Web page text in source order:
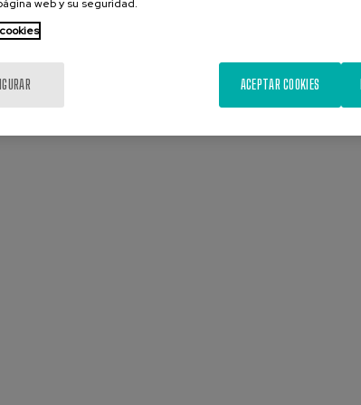
web y su seguridad.
ACEPTAR COOKIES